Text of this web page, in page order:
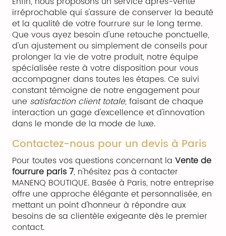
irréprochable qui s'assure de conserver la beauté
et la qualité de votre fourrure sur le long terme.
Que vous ayez besoin d'une retouche ponctuelle,
d'un ajustement ou simplement de conseils pour
prolonger la vie de votre produit, notre équipe
spécialisée reste à votre disposition pour vous
accompagner dans toutes les étapes. Ce suivi
constant témoigne de notre engagement pour
une satisfaction client totale, faisant de chaque
interaction un gage d'excellence et d'innovation
dans le monde de la mode de luxe.
Contactez-nous pour un devis à Paris
Pour toutes vos questions concernant la Vente de
fourrure paris 7, n'hésitez pas à contacter
MANENQ BOUTIQUE. Basée à Paris, notre entreprise
offre une approche élégante et personnalisée, en
mettant un point d'honneur à répondre aux
besoins de sa clientèle exigeante dès le premier
contact.